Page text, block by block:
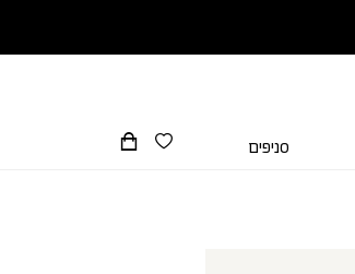
סניפים